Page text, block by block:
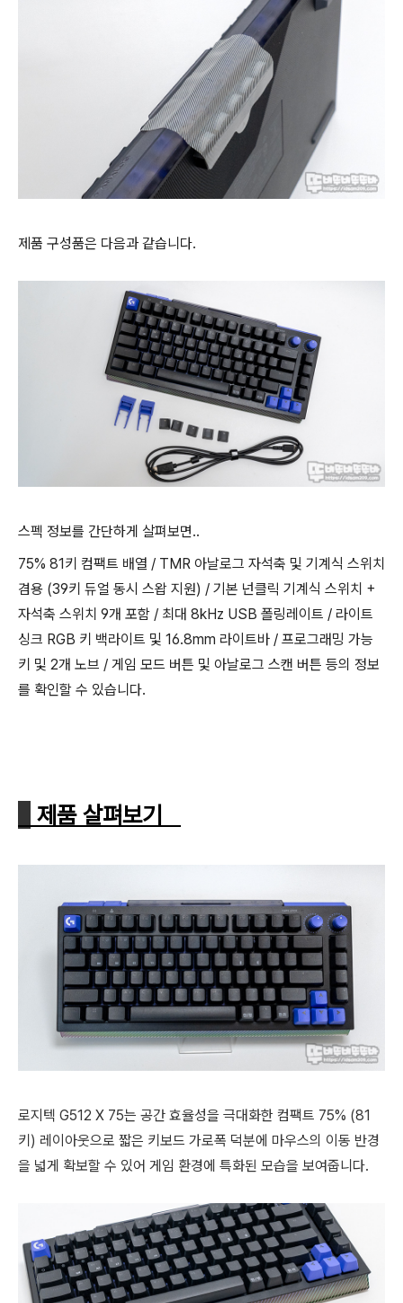
제품 구성품은 다음과 같습니다.
스펙 정보를 간단하게 살펴보면..
75% 81키 컴팩트 배열 / TMR 아날로그 자석축 및 기계식 스위치
겸용 (39키 듀얼 동시 스왑 지원) / 기본 넌클릭 기계식 스위치 +
자석축 스위치 9개 포함 / 최대 8kHz USB 폴링레이트 / 라이트
싱크 RGB 키 백라이트 및 16.8mm 라이트바 / 프로그래밍 가능
키 및 2개 노브 / 게임 모드 버튼 및 아날로그 스캔 버튼 등의 정보
를 확인할 수 있습니다.
제품 살펴보기
로지텍 G512 X 75는 공간 효율성을 극대화한 컴팩트 75% (81
키) 레이아웃으로 짧은 키보드 가로폭 덕분에 마우스의 이동 반경
을 넓게 확보할 수 있어 게임 환경에 특화된 모습을 보여줍니다.